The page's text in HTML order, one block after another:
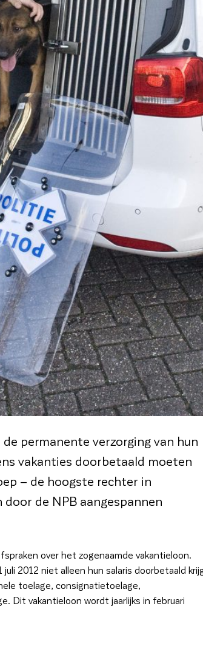
permanente verzorging van hun
vakanties doorbetaald moeten
– de hoogste rechter in
de NPB aangespannen
over het zogenaamde vakantieloon.
2012 niet alleen hun salaris doorbetaald
toelage, consignatietoelage,
Dit vakantieloon wordt jaarlijks in februari